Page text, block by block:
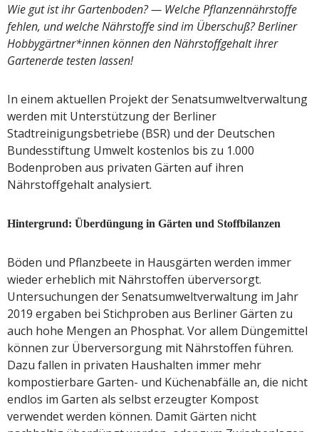
Wie gut ist ihr Gartenboden? — Welche Pflanzennährstoffe
fehlen, und welche Nährstoffe sind im Überschuß? Berliner
Hobbygärtner*innen können den Nährstoffgehalt ihrer
Gartenerde testen lassen!
In einem aktuellen Projekt der Senatsumweltverwaltung
werden mit Unterstützung der Berliner
Stadtreinigungsbetriebe (BSR) und der Deutschen
Bundesstiftung Umwelt kostenlos bis zu 1.000
Bodenproben aus privaten Gärten auf ihren
Nährstoffgehalt analysiert.
Hintergrund: Überdüngung in Gärten und Stoffbilanzen
Böden und Pflanzbeete in Hausgärten werden immer
wieder erheblich mit Nährstoffen überversorgt.
Untersuchungen der Senatsumweltverwaltung im Jahr
2019 ergaben bei Stichproben aus Berliner Gärten zu
auch hohe Mengen an Phosphat. Vor allem Düngemittel
können zur Überversorgung mit Nährstoffen führen.
Dazu fallen in privaten Haushalten immer mehr
kompostierbare Garten- und Küchenabfälle an, die nicht
endlos im Garten als selbst erzeugter Kompost
verwendet werden können. Damit Gärten nicht